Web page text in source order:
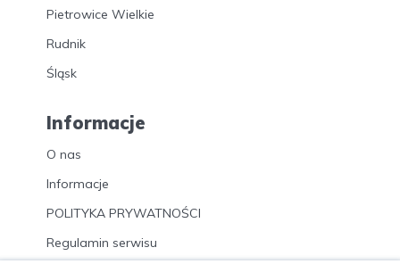
Pietrowice Wielkie
Rudnik
Śląsk
Informacje
O nas
Informacje
POLITYKA PRYWATNOŚCI
Regulamin serwisu